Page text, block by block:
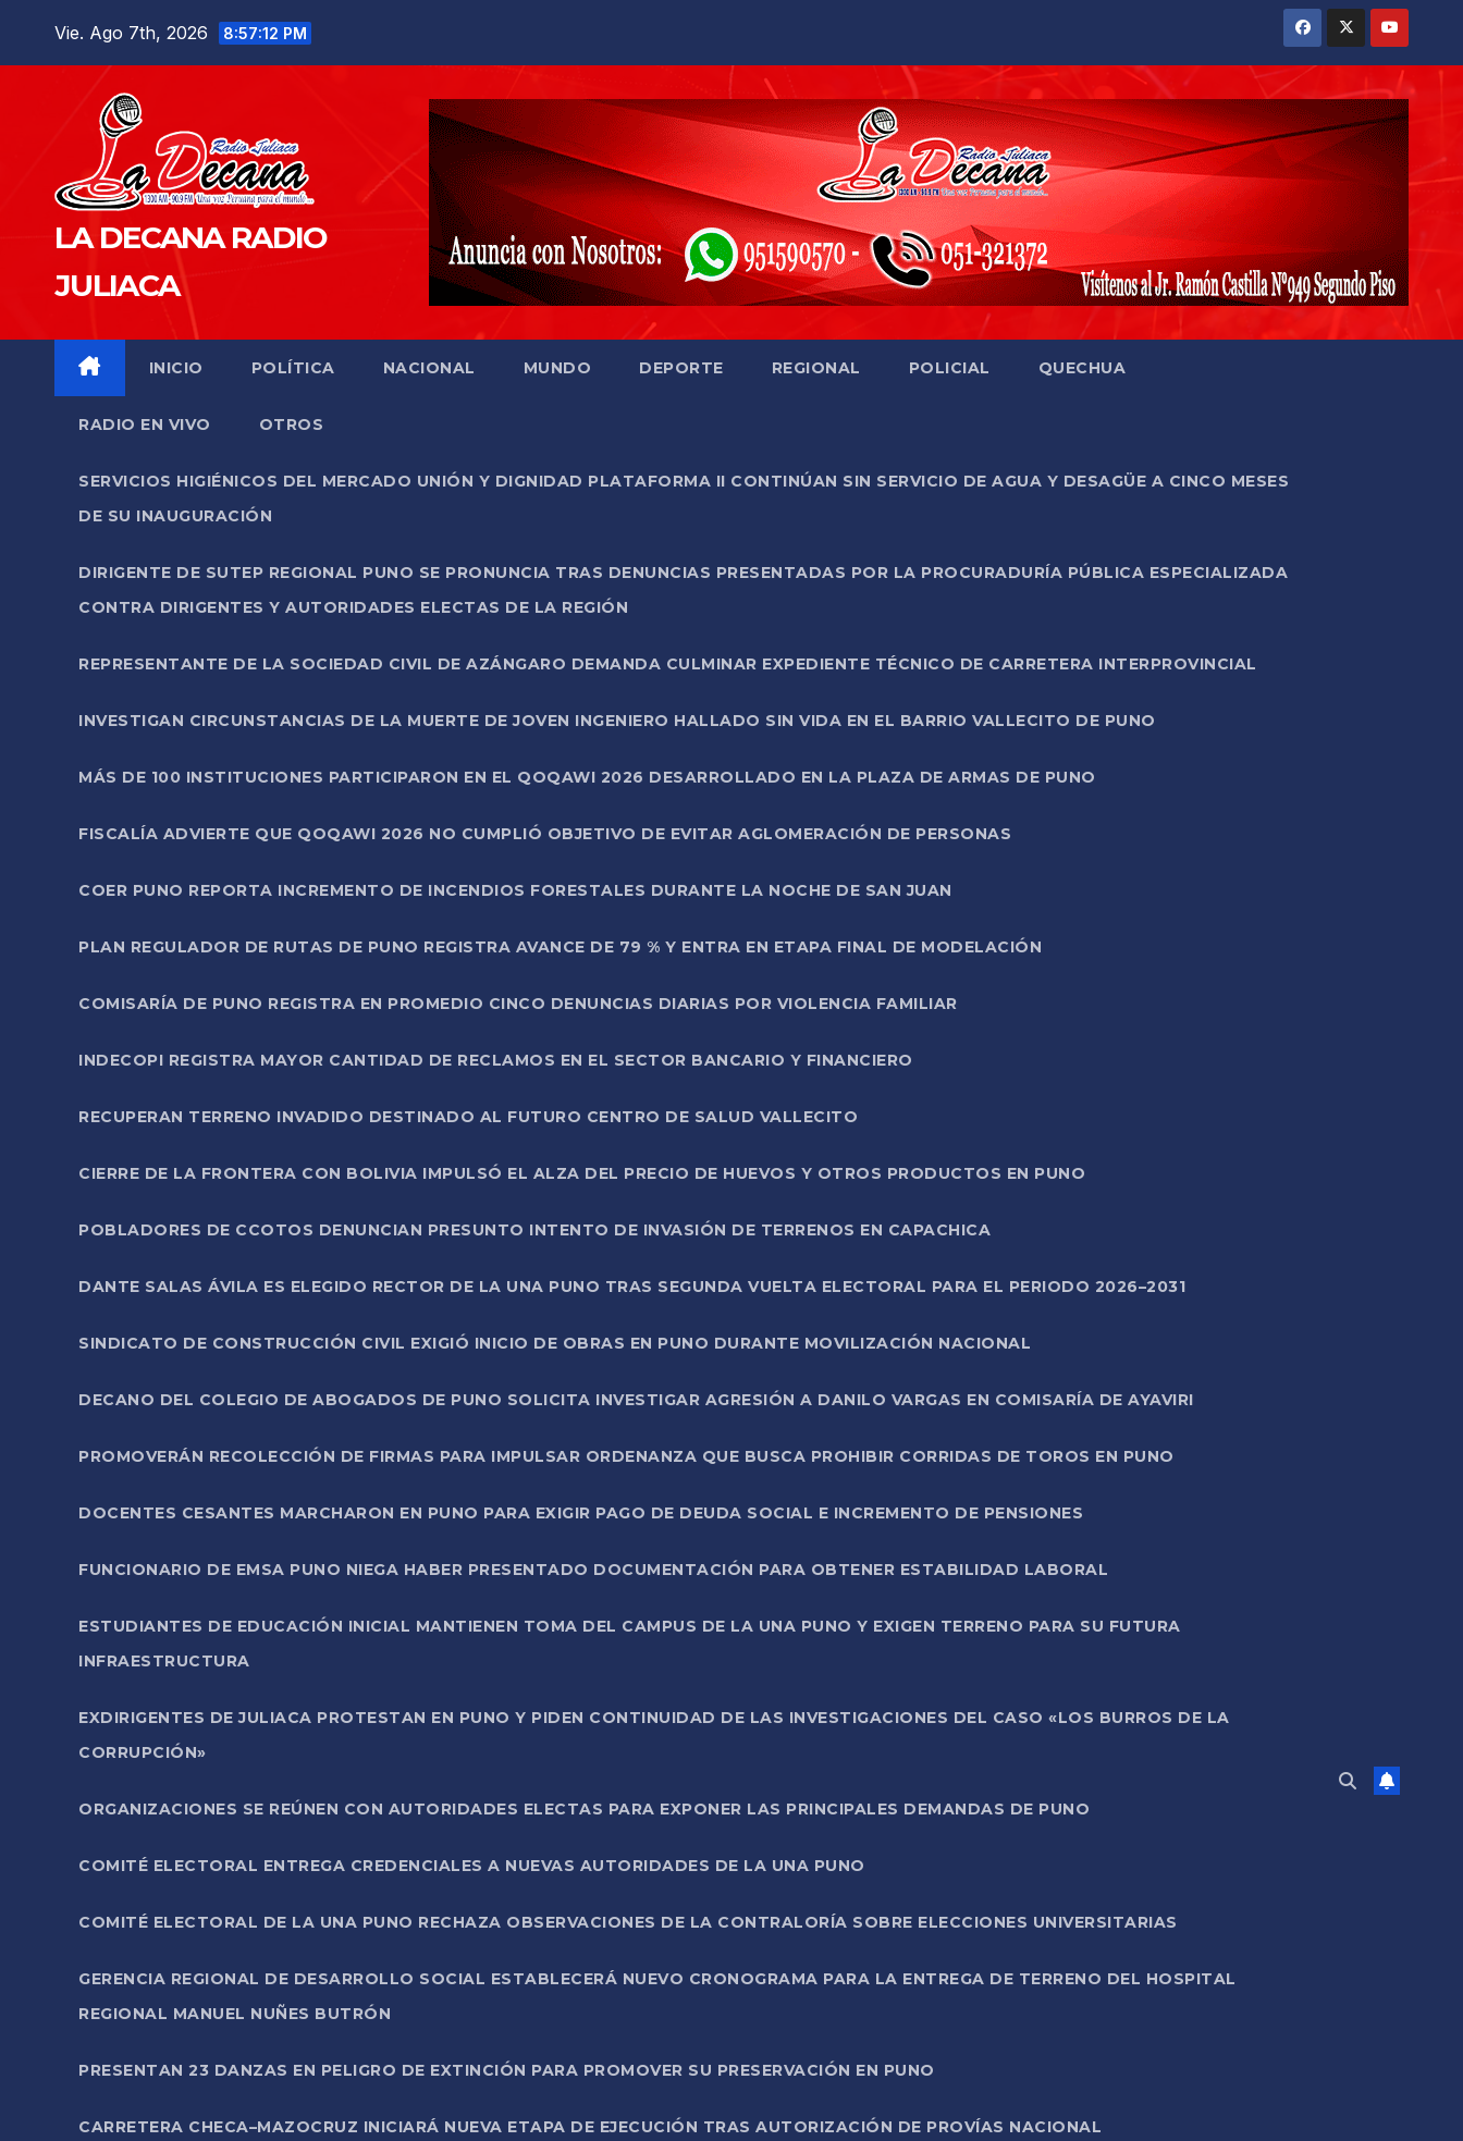
Vie. Ago 7th, 2026 8:57:13 PM
LA DECANA RADIO
JULIACA
INICIO POLÍTICA NACIONAL MUNDO DEPORTE REGIONAL POLICIAL QUECHUA
RADIO EN VIVO OTROS
SERVICIOS HIGIÉNICOS DEL MERCADO UNIÓN Y DIGNIDAD PLATAFORMA II CONTINÚAN SIN SERVICIO DE AGUA Y DESAGÜE A CINCO MESES
DE SU INAUGURACIÓN
DIRIGENTE DE SUTEP REGIONAL PUNO SE PRONUNCIA TRAS DENUNCIAS PRESENTADAS POR LA PROCURADURÍA PÚBLICA ESPECIALIZADA
CONTRA DIRIGENTES Y AUTORIDADES ELECTAS DE LA REGIÓN
REPRESENTANTE DE LA SOCIEDAD CIVIL DE AZÁNGARO DEMANDA CULMINAR EXPEDIENTE TÉCNICO DE CARRETERA INTERPROVINCIAL
INVESTIGAN CIRCUNSTANCIAS DE LA MUERTE DE JOVEN INGENIERO HALLADO SIN VIDA EN EL BARRIO VALLECITO DE PUNO
MÁS DE 100 INSTITUCIONES PARTICIPARON EN EL QOQAWI 2026 DESARROLLADO EN LA PLAZA DE ARMAS DE PUNO
FISCALÍA ADVIERTE QUE QOQAWI 2026 NO CUMPLIÓ OBJETIVO DE EVITAR AGLOMERACIÓN DE PERSONAS
COER PUNO REPORTA INCREMENTO DE INCENDIOS FORESTALES DURANTE LA NOCHE DE SAN JUAN
PLAN REGULADOR DE RUTAS DE PUNO REGISTRA AVANCE DE 79 % Y ENTRA EN ETAPA FINAL DE MODELACIÓN
COMISARÍA DE PUNO REGISTRA EN PROMEDIO CINCO DENUNCIAS DIARIAS POR VIOLENCIA FAMILIAR
INDECOPI REGISTRA MAYOR CANTIDAD DE RECLAMOS EN EL SECTOR BANCARIO Y FINANCIERO
RECUPERAN TERRENO INVADIDO DESTINADO AL FUTURO CENTRO DE SALUD VALLECITO
CIERRE DE LA FRONTERA CON BOLIVIA IMPULSÓ EL ALZA DEL PRECIO DE HUEVOS Y OTROS PRODUCTOS EN PUNO
POBLADORES DE CCOTOS DENUNCIAN PRESUNTO INTENTO DE INVASIÓN DE TERRENOS EN CAPACHICA
DANTE SALAS ÁVILA ES ELEGIDO RECTOR DE LA UNA PUNO TRAS SEGUNDA VUELTA ELECTORAL PARA EL PERIODO 2026–2031
SINDICATO DE CONSTRUCCIÓN CIVIL EXIGIÓ INICIO DE OBRAS EN PUNO DURANTE MOVILIZACIÓN NACIONAL
DECANO DEL COLEGIO DE ABOGADOS DE PUNO SOLICITA INVESTIGAR AGRESIÓN A DANILO VARGAS EN COMISARÍA DE AYAVIRI
PROMOVERÁN RECOLECCIÓN DE FIRMAS PARA IMPULSAR ORDENANZA QUE BUSCA PROHIBIR CORRIDAS DE TOROS EN PUNO
DOCENTES CESANTES MARCHARON EN PUNO PARA EXIGIR PAGO DE DEUDA SOCIAL E INCREMENTO DE PENSIONES
FUNCIONARIO DE EMSA PUNO NIEGA HABER PRESENTADO DOCUMENTACIÓN PARA OBTENER ESTABILIDAD LABORAL
ESTUDIANTES DE EDUCACIÓN INICIAL MANTIENEN TOMA DEL CAMPUS DE LA UNA PUNO Y EXIGEN TERRENO PARA SU FUTURA
INFRAESTRUCTURA
EXDIRIGENTES DE JULIACA PROTESTAN EN PUNO Y PIDEN CONTINUIDAD DE LAS INVESTIGACIONES DEL CASO «LOS BURROS DE LA
CORRUPCIÓN»
ORGANIZACIONES SE REÚNEN CON AUTORIDADES ELECTAS PARA EXPONER LAS PRINCIPALES DEMANDAS DE PUNO
COMITÉ ELECTORAL ENTREGA CREDENCIALES A NUEVAS AUTORIDADES DE LA UNA PUNO
COMITÉ ELECTORAL DE LA UNA PUNO RECHAZA OBSERVACIONES DE LA CONTRALORÍA SOBRE ELECCIONES UNIVERSITARIAS
GERENCIA REGIONAL DE DESARROLLO SOCIAL ESTABLECERÁ NUEVO CRONOGRAMA PARA LA ENTREGA DE TERRENO DEL HOSPITAL
REGIONAL MANUEL NUÑES BUTRÓN
PRESENTAN 23 DANZAS EN PELIGRO DE EXTINCIÓN PARA PROMOVER SU PRESERVACIÓN EN PUNO
CARRETERA CHECA–MAZOCRUZ INICIARÁ NUEVA ETAPA DE EJECUCIÓN TRAS AUTORIZACIÓN DE PROVÍAS NACIONAL